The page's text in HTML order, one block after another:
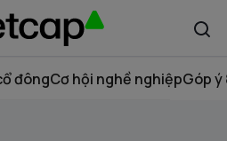
đôngCơ hội nghề nghiệpGóp ý